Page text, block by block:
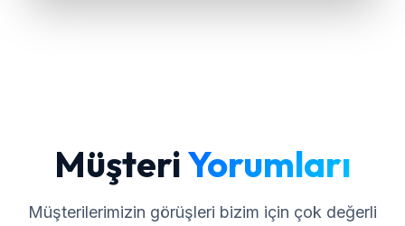
MüşteriYorumları
Müşterilerimizin görüşleri bizim için çok değerli